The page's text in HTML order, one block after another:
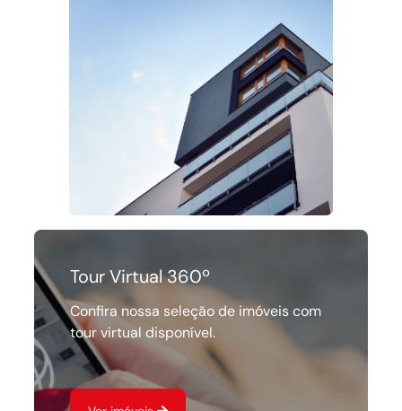
Tour Virtual 360º
Confira nossa seleção de imóveis com
tour virtual disponível.